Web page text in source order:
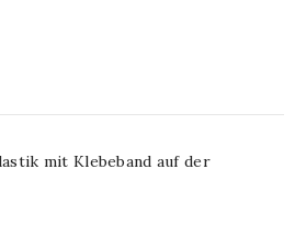
mit Klebeband auf der